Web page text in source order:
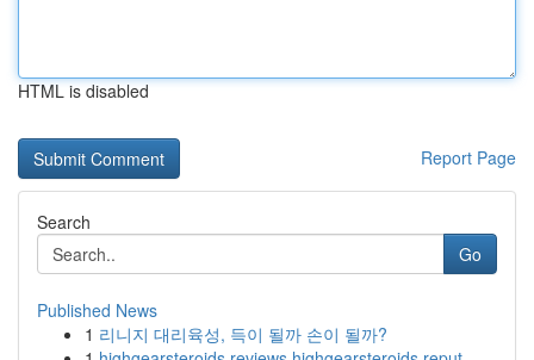
HTML is disabled
Report Page
Search
Go
Published News
1 리니지 대리육성, 득이 될까 손이 될까?